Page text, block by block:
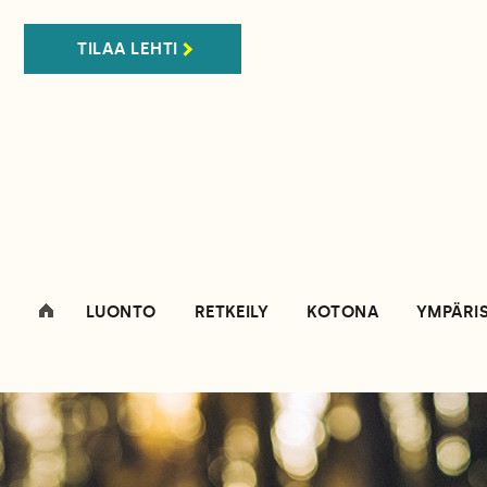
TILAA LEHTI
LUONTO RETKEILY KOTONA